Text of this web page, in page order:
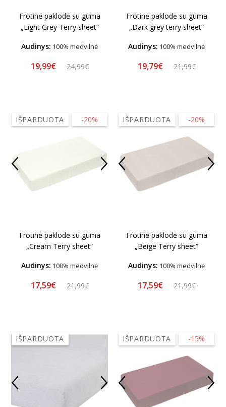
Frotinė paklodė su guma
„Light Grey Terry sheet“
Audinys: 100% medvilnė
19,99€ 24,99€
Frotinė paklodė su guma
„Dark grey terry sheet“
Audinys: 100% medvilnė
19,79€ 21,99€
-20%
IŠPARDUOTA
Frotinė paklodė su guma
„Cream Terry sheet“
Audinys: 100% medvilnė
17,59€ 21,99€
-20%
IŠPARDUOTA
Frotinė paklodė su guma
„Beige Terry sheet“
Audinys: 100% medvilnė
17,59€ 21,99€
IŠPARDUOTA -15%
IŠPARDUOTA